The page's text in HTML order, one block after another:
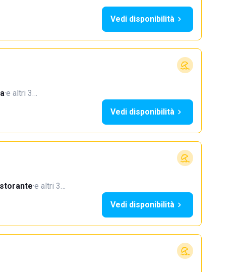
Vedi disponibilità
·e altri 3…
Vedi disponibilità
·e altri 3…
Vedi disponibilità